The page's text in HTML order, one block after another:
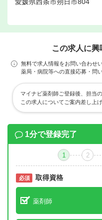
愛媛県西条市朔日市804
この求人に
無料で求人情報をお問い合わせ
薬局・病院等への直接応募・問
マイナビ薬剤師ご登録後、担当
この求人についてご案内差し上げ
1分で登録完了
1 2
必須 取得資格
薬剤師